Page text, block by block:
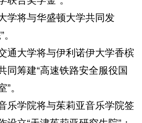
将与华盛顿大学共同发
大学将与伊利诺伊大学香槟
同筹建“高速铁路安全服役国
。
学院将与茱莉亚音乐学院签